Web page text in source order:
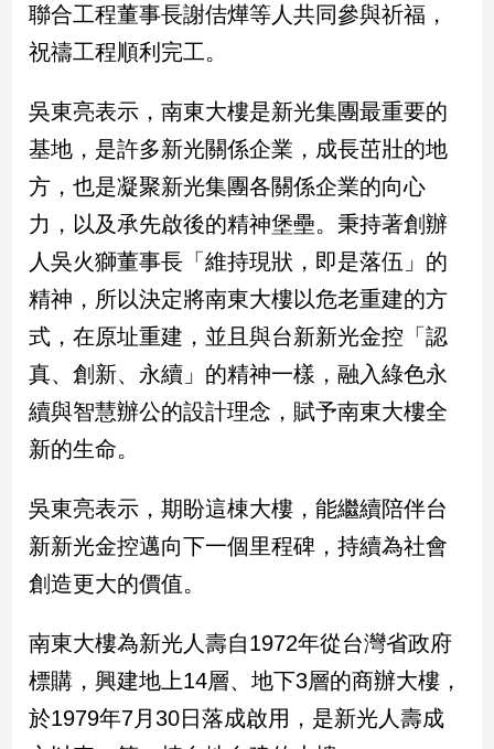
點
兩
國
社
會/
地
方
新
冠
病
毒
專
區
南
台
灣
觀
點
南
台
灣
點
聯合工程董事長謝佶燁等人共同參與祈福，
祝禱工程順利完工。
吳東亮表示，南東大樓是新光集團最重要的
基地，是許多新光關係企業，成長茁壯的地
方，也是凝聚新光集團各關係企業的向心
力，以及承先啟後的精神堡壘。秉持著創辦
人吳火獅董事長「維持現狀，即是落伍」的
精神，所以決定將南東大樓以危老重建的方
式，在原址重建，並且與台新新光金控「認
真、創新、永續」的精神一樣，融入綠色永
續與智慧辦公的設計理念，賦予南東大樓全
新的生命。
吳東亮表示，期盼這棟大樓，能繼續陪伴台
新新光金控邁向下一個里程碑，持續為社會
創造更大的價值。
南東大樓為新光人壽自1972年從台灣省政府
標購，興建地上14層、地下3層的商辦大樓，
於1979年7月30日落成啟用，是新光人壽成